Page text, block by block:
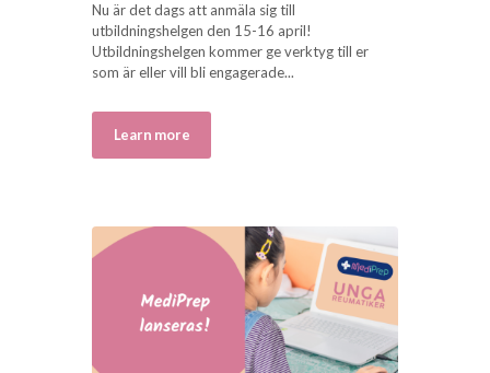
Nu är det dags att anmäla sig till
utbildningshelgen den 15-16 april!
Utbildningshelgen kommer ge verktyg till er
som är eller vill bli engagerade...
Learn more